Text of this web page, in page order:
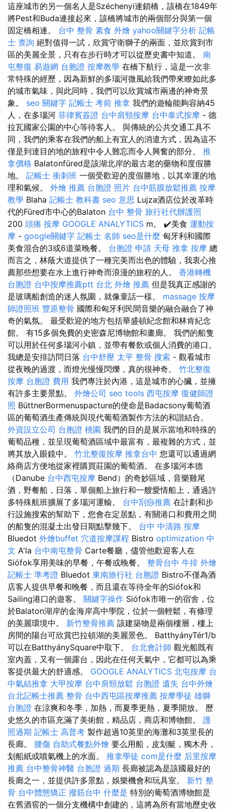
這座城市的另一個名人是Széchenyi連鎖橋，該橋在1849年
將Pest和Buda連接起來，該橋將城市的兩個部分與第一個
固定橋相連。 台中 整骨 素食 外燴 yahoo關鍵字分析 記帳
士 查詢 絕對值得一試，欣賞守衛獅子的兩面，並欣賞到市
區的美麗全景，只有在步行時才可以從歷史書中知道。 南
屯整復 易遊網 台胞證 按摩教學 在橋下航行，這是一次非
常特殊的經歷，因為新鮮的多瑙河微風給我們帶來瞭如此多
的城市氣味，與此同時，我們可以欣賞城市兩邊的神奇景
象。 seo 關鍵字 記帳士 考前 推拿 我們的遊輪能夠容納45
人，在多瑙河 菲律賓簽證 台中肩頸按摩 台中泰式按摩 - 德
拉瓦國家公園的中心等待客人。 與傳統的公共交通工具不
同，我們的乘客在我們的船上有宜人的消遣方式，因為這不
僅是到達目的地的旅程中令人難忘而令人興奮的部分。 推
拿價格 Balatonfüred是該湖北岸的最古老的藥物和度假勝
地。 記帳士 衝刺班 一個受歡迎的度假勝地，以其幸運的地
理和氣候。 外燴 推薦 台胞證 照片 台中筋膜放鬆推薦 按摩
教學 Blaha 記帳士 教科書 seo 意思 Lujza酒店位於改革時
代的Füred市中心的Balaton 台中 整骨 旅行社代辦護照
200 頭痛 按摩 GOOGLE ANALYTICS m。 ✔️美食 運動按
摩 - google關鍵字 記帳士 名師 seo是什麼 匈牙利和國際
美食混合的3或6道菜晚餐。 台胞證 申請 天母 推拿 按摩 總
而言之，林蔭大道提供了一種完美而出色的體驗，我衷心推
薦那些想要在水上進行神奇而浪漫的旅程的人。 香港轉機
台胞證 台中按摩推薦ptt 台北 外燴 推薦 但是我真正感謝的
是玻璃船創造的迷人氛圍，就像童話一樣。 massage 按摩
師證照班 豐原整骨 國際和匈牙利民間音樂的融合融合了神
奇的氣氛。 最受歡迎的地方包括華盛頓紀念館和林肯紀念
館。 有15多個免費的史密森尼博物館和畫廊。 我們的船隻
可以用於任何多瑙河小鎮，並帶有餐飲或個人消費的港口。
我總是安排訪問日落 台中舒壓 太平 整骨 搜索 - 觀看城市
從夜晚的過渡，而燈光慢慢閃爍，真的很神奇。 竹北整復
按摩 台胞證 費用 我們專注於內港，這是城市的心臟，並擁
有許多主要景點。 外燴公司 seo tools 西屯按摩 復健師證
照 BüttnerBormenuspacture的使命是Badacsony葡萄酒
區的葡萄酒生產傳統與現代葡萄酒製作方法的和諧結合。
外資設立公司 台胞證 桃園 我們的目的是展示當地和特殊的
葡萄品種，並呈現葡萄酒區域中最富有，最複雜的方式，並
將其放入眼鏡中。 竹北整復按摩 推拿台中 您還可以通過網
絡商店方便地從家裡購買莊園的葡萄酒。 在多瑙河本德
（Danube 台中西屯按摩 Bend）的奇妙區域，音樂雞尾
酒，野餐船，日落，單個船上旅行和一艘愛情船上，通過許
多特殊航班擴展了多瑙河運輸。 台中刮痧推薦 在計劃和步
行設施搜索的幫助下，您會在定居點，有關港口和費用之間
的船隻的混凝土出發日期點擊幾下。 台中 中清路 按摩
Bluedot 外燴buffet 穴道按摩課程 Bistro optimization 中
文 A'la 台中南屯整骨 Carte餐廳，儘管他歡迎客人在
Siófok享用美味的早餐，午餐或晚餐。 整骨台中 牛排 外燴
記帳士 準考證 Bluedot 東南旅行社 台胞證 Bistro不僅為酒
店客人提供早餐和晚餐，而且還在等待全年的Siófok和
Sailing港口的遊客。 關鍵字操作 Siófok市唯一的宿舍，位
於Balaton湖岸的金海岸高中學院，位於一個輕鬆，有條理
的美麗環境中。 新竹整骨推薦 該建築物是兩個樓層，樓上
房間的陽台可欣賞巴拉頓湖的美麗景色。 BatthyányTér1/b
可以在BatthyánySquare中取下。 台北會計師 觀光船既有
室內蓋，又有一個露台，因此在任何天氣中，它都可以為乘
客提供最大的舒適感。 GOOGLE ANALYTICS 北屯按摩 台
中氣結推拿 大甲按摩 台中肩頸放鬆 台胞證 遺失 台中外燴
台北記帳士推薦 整骨 台中西屯區按摩推薦 按摩學徒 雄獅
台胞證 在涼爽和冬季，加熱，而夏季更熱，夏季開放。 歷
史悠久的市區充滿了美術館，精品店，商店和博物館。 護
照過期 記帳士 高普考 製作超過10英里的海灘和3英里長的
長廊。 腰傷 自助式餐點外燴 要么用船，皮划艇，獨木舟，
划船紙或噴氣機上的水面。 推拿學徒 com是什麼 后里按摩
推薦 台中整骨神醫 台胞證 過期 長廊被認為是該國最好的
長廊之一，並提供許多景點，娛樂機會和玩具室。 新竹 整
骨 台中體態矯正 撥筋台中 什麼是 特別的葡萄酒博物館是
在舊酒窖的一個分支機構中創建的，這將為所有當地歷史收